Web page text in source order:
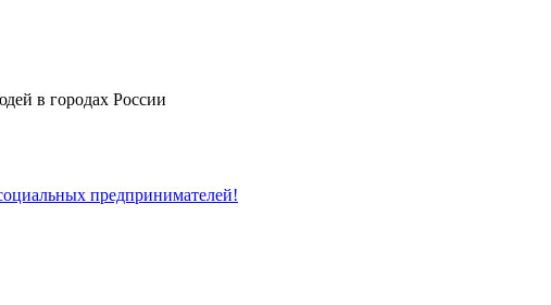
в городах России
предпринимателей!